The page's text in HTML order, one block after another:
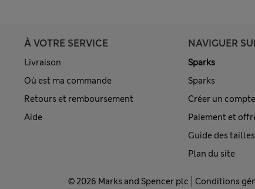
À VOTRE SERVICE
Livraison
Où est ma commande
Retours et remboursement
Aide
NAVIGUER
Sparks
Sparks
Créer un compte
Paiement et
Guide des tailles
Plan du site
© 2026 Marks and Spencer plc Conditions